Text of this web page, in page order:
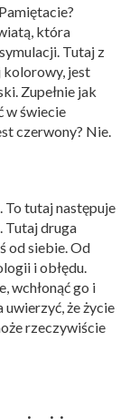
która
Tutaj z
kolorowy, jest
Zupełnie jak
w świecie
czerwony? Nie.
To tutaj następuje
Tutaj druga
od siebie. Od
i obłędu.
wchłonąć go i
uwierzyć, że życie
rzeczywiście